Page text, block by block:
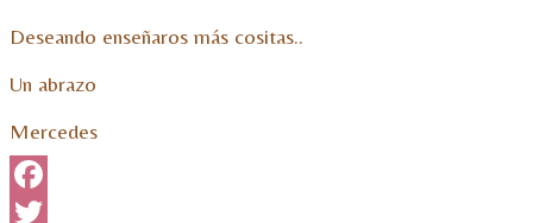
Deseando enseñaros más cositas..
Un abrazo
Mercedes
Facebook